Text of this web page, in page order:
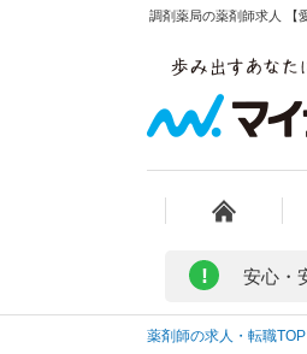
調剤薬局の薬剤師求人 【
! 安心・
薬剤師の求人・転職TOP